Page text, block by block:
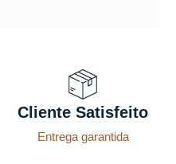
Cliente Satisfeito
Entrega garantida